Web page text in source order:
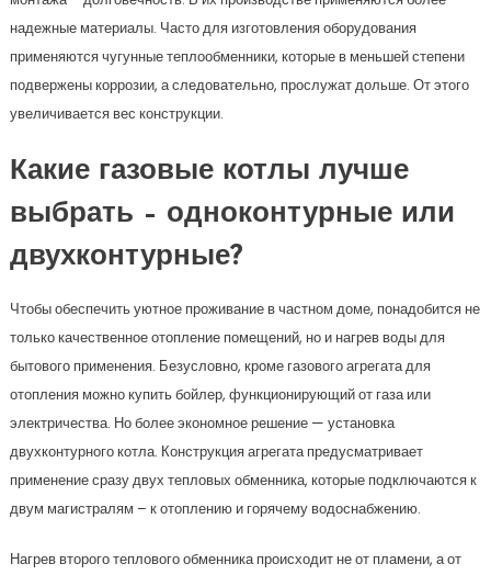
надежные материалы. Часто для изготовления оборудования
применяются чугунные теплообменники, которые в меньшей степени
подвержены коррозии, а следовательно, прослужат дольше. От этого
увеличивается вес конструкции.
Какие газовые котлы лучше
выбрать – одноконтурные или
двухконтурные?
Чтобы обеспечить уютное проживание в частном доме, понадобится не
только качественное отопление помещений, но и нагрев воды для
бытового применения. Безусловно, кроме газового агрегата для
отопления можно купить бойлер, функционирующий от газа или
электричества. Но более экономное решение — установка
двухконтурного котла. Конструкция агрегата предусматривает
применение сразу двух тепловых обменника, которые подключаются к
двум магистралям – к отоплению и горячему водоснабжению.
Нагрев второго теплового обменника происходит не от пламени, а от